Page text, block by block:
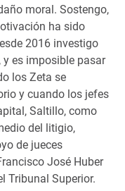
moral. Sostengo,
ha sido
2016 investigo
es imposible pasar
los Zeta se
y cuando los jefes
Saltillo, como
del litigio,
de jueces
José Huber
Tribunal Superior.